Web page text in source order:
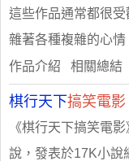
這些作品通常都很
雜著各種複雜的心
作品介紹 相關總結
棋行天下搞笑電影
《棋行天下搞笑電
說，發表於17K小說